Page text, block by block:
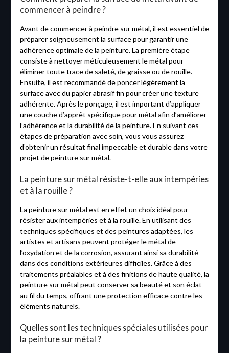
commencer à peindre ?
Avant de commencer à peindre sur métal, il est essentiel de
préparer soigneusement la surface pour garantir une
adhérence optimale de la peinture. La première étape
consiste à nettoyer méticuleusement le métal pour
éliminer toute trace de saleté, de graisse ou de rouille.
Ensuite, il est recommandé de poncer légèrement la
surface avec du papier abrasif fin pour créer une texture
adhérente. Après le ponçage, il est important d’appliquer
une couche d’apprêt spécifique pour métal afin d’améliorer
l’adhérence et la durabilité de la peinture. En suivant ces
étapes de préparation avec soin, vous vous assurez
d’obtenir un résultat final impeccable et durable dans votre
projet de peinture sur métal.
La peinture sur métal résiste-t-elle aux intempéries
et à la rouille ?
La peinture sur métal est en effet un choix idéal pour
résister aux intempéries et à la rouille. En utilisant des
techniques spécifiques et des peintures adaptées, les
artistes et artisans peuvent protéger le métal de
l’oxydation et de la corrosion, assurant ainsi sa durabilité
dans des conditions extérieures difficiles. Grâce à des
traitements préalables et à des finitions de haute qualité, la
peinture sur métal peut conserver sa beauté et son éclat
au fil du temps, offrant une protection efficace contre les
éléments naturels.
Quelles sont les techniques spéciales utilisées pour
la peinture sur métal ?